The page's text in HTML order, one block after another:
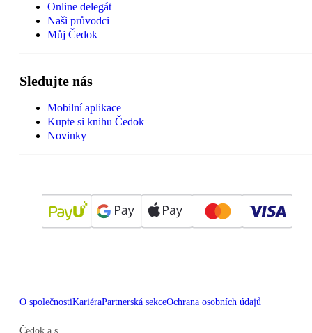
Online delegát
Naši průvodci
Můj Čedok
Sledujte nás
Mobilní aplikace
Kupte si knihu Čedok
Novinky
O společnostiKariéraPartnerská sekceOchrana osobních údajů
Čedok a.s